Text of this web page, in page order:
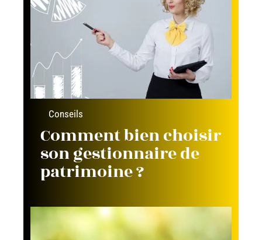
Conseils
Comment bien choisir
son gestionnaire de
patrimoine ?